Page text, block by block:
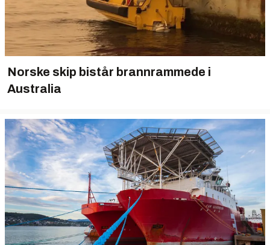
Norske skip bistår brannrammede i
Australia